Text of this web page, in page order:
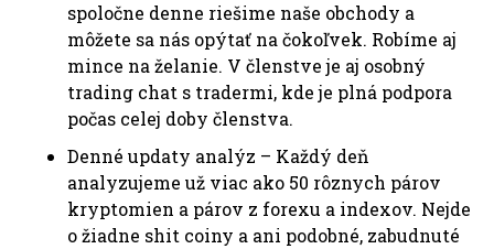
spoločne denne riešime naše obchody a
môžete sa nás opýtať na čokoľvek. Robíme aj
mince na želanie. V členstve je aj osobný
trading chat s tradermi, kde je plná podpora
počas celej doby členstva.
Denné updaty analýz – Každý deň
analyzujeme už viac ako 50 rôznych párov
kryptomien a párov z forexu a indexov. Nejde
o žiadne shit coiny a ani podobné, zabudnuté